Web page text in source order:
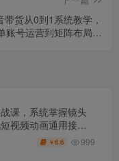
带货从0到1系统教学，
账号运营到矩阵布局的
课，系统掌握镜头
视频动画通用接单
￥6.6 999